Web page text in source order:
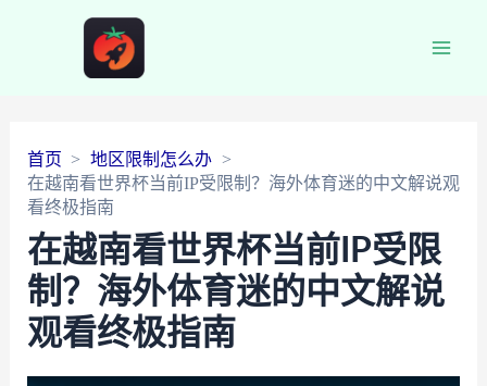
首页
地区限制怎么办
在越南看世界杯当前IP受限制？海外体育迷的中文解说观
看终极指南
在越南看世界杯当前IP受限
制？海外体育迷的中文解说
观看终极指南